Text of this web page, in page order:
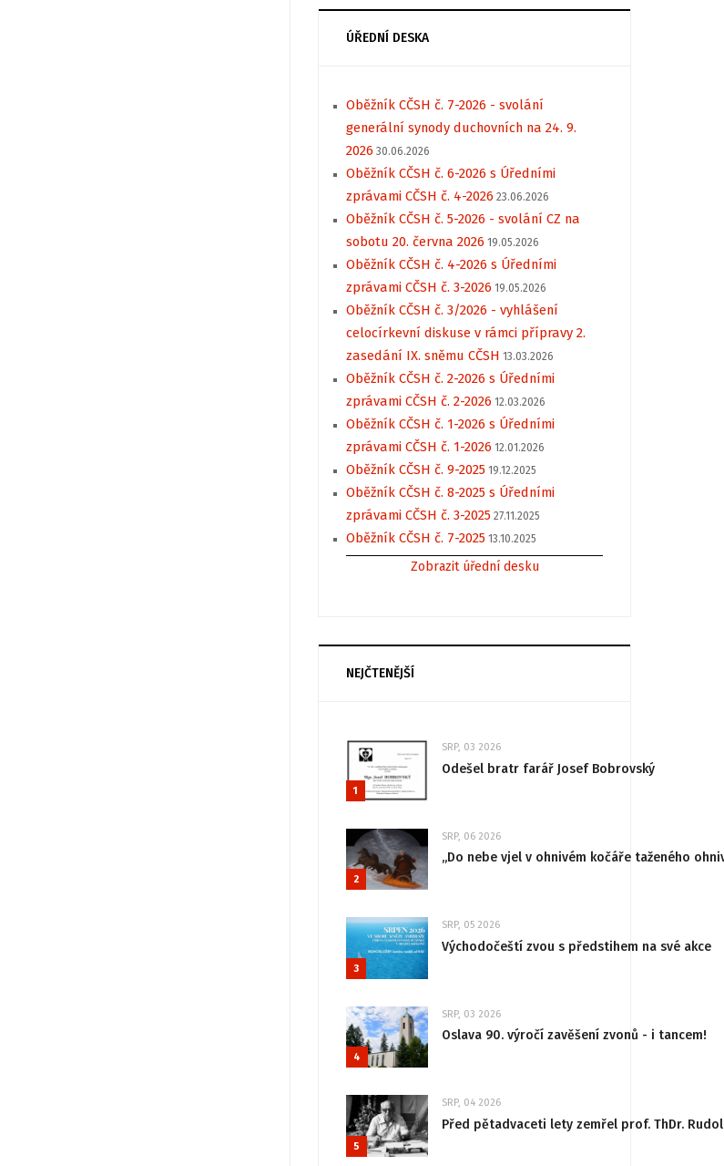
ÚŘEDNÍ DESKA
Oběžník CČSH č. 7-2026 - svolání
generální synody duchovních na 24. 9.
2026 30.06.2026
Oběžník CČSH č. 6-2026 s Úředními
zprávami CČSH č. 4-2026 23.06.2026
Oběžník CČSH č. 5-2026 - svolání CZ na
sobotu 20. června 2026 19.05.2026
Oběžník CČSH č. 4-2026 s Úředními
zprávami CČSH č. 3-2026 19.05.2026
Oběžník CČSH č. 3/2026 - vyhlášení
celocírkevní diskuse v rámci přípravy 2.
zasedání IX. sněmu CČSH 13.03.2026
Oběžník CČSH č. 2-2026 s Úředními
zprávami CČSH č. 2-2026 12.03.2026
Oběžník CČSH č. 1-2026 s Úředními
zprávami CČSH č. 1-2026 12.01.2026
Oběžník CČSH č. 9-2025 19.12.2025
Oběžník CČSH č. 8-2025 s Úředními
zprávami CČSH č. 3-2025 27.11.2025
Oběžník CČSH č. 7-2025 13.10.2025
Zobrazit úřední desku
NEJČTENĚJŠÍ
1
SRP, 03 2026
Odešel bratr farář Josef Bobrovský
2
SRP, 06 2026
„Do nebe vjel v ohnivém kočáře taženého
3
SRP, 05 2026
Východočeští zvou s předstihem na své akce
4
SRP, 03 2026
Oslava 90. výročí zavěšení zvonů - i tancem!
5
SRP, 04 2026
Před pětadvaceti lety zemřel prof. ThDr.